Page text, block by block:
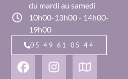
du mardi au samedi
10h00-13h00 - 14h00-
19h00
05 49 61 05 44